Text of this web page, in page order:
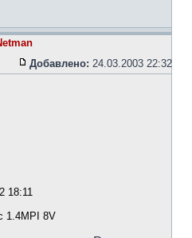
Добавлено: 24.03.2003 22:32
18:11
1.4MPI 8V